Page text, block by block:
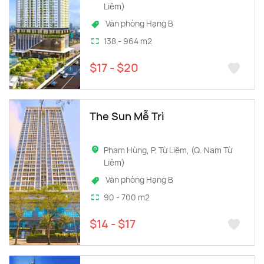
Liêm)
Văn phòng Hạng B
138 - 964 m2
$17 - $20
The Sun Mễ Trì
Phạm Hùng, P. Từ Liêm, (Q. Nam Từ
Liêm)
Văn phòng Hạng B
90 - 700 m2
$14 - $17